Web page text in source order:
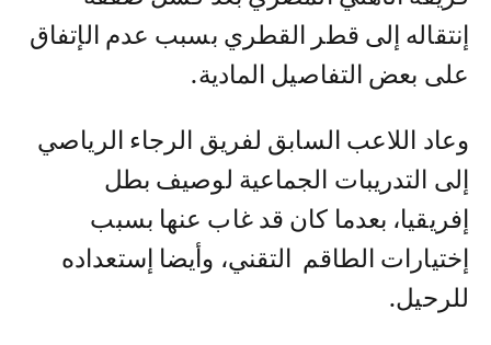
إنتقاله إلى قطر القطري بسبب عدم الإتفاق
على بعض التفاصيل المادية.
وعاد اللاعب السابق لفريق الرجاء الرياصي
إلى التدريبات الجماعية لوصيف بطل
إفريقيا، بعدما كان قد غاب عنها بسبب
إختيارات الطاقم التقني، وأيضا إستعداده
للرحيل.